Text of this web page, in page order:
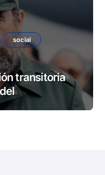
social
transitoria